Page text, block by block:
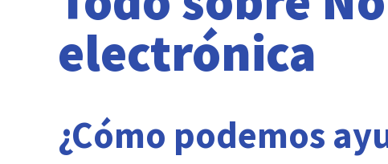
electrónica
¿Cómo podemos